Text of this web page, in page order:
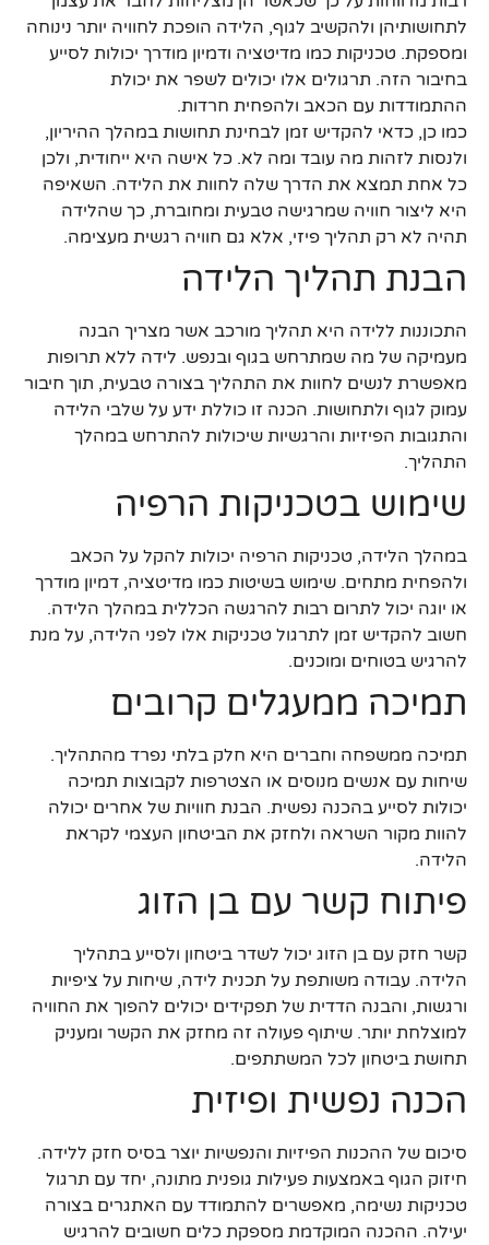
לתחושותיהן ולהקשיב לגוף, הלידה הופכת לחוויה יותר נינוחה
ומספקת. טכניקות כמו מדיטציה ודמיון מודרך יכולות לסייע
בחיבור הזה. תרגולים אלו יכולים לשפר את יכולת
ההתמודדות עם הכאב ולהפחית חרדות.
כמו כן, כדאי להקדיש זמן לבחינת תחושות במהלך ההיריון,
ולנסות לזהות מה עובד ומה לא. כל אישה היא ייחודית, ולכן
כל אחת תמצא את הדרך שלה לחוות את הלידה. השאיפה
היא ליצור חוויה שמרגישה טבעית ומחוברת, כך שהלידה
תהיה לא רק תהליך פיזי, אלא גם חוויה רגשית מעצימה.
הבנת תהליך הלידה
התכוננות ללידה היא תהליך מורכב אשר מצריך הבנה
מעמיקה של מה שמתרחש בגוף ובנפש. לידה ללא תרופות
מאפשרת לנשים לחוות את התהליך בצורה טבעית, תוך חיבור
עמוק לגוף ולתחושות. הכנה זו כוללת ידע על שלבי הלידה
והתגובות הפיזיות והרגשיות שיכולות להתרחש במהלך
התהליך.
שימוש בטכניקות הרפיה
במהלך הלידה, טכניקות הרפיה יכולות להקל על הכאב
ולהפחית מתחים. שימוש בשיטות כמו מדיטציה, דמיון מודרך
או יוגה יכול לתרום רבות להרגשה הכללית במהלך הלידה.
חשוב להקדיש זמן לתרגול טכניקות אלו לפני הלידה, על מנת
להרגיש בטוחים ומוכנים.
תמיכה ממעגלים קרובים
תמיכה ממשפחה וחברים היא חלק בלתי נפרד מהתהליך.
שיחות עם אנשים מנוסים או הצטרפות לקבוצות תמיכה
יכולות לסייע בהכנה נפשית. הבנת חוויות של אחרים יכולה
להוות מקור השראה ולחזק את הביטחון העצמי לקראת
הלידה.
פיתוח קשר עם בן הזוג
קשר חזק עם בן הזוג יכול לשדר ביטחון ולסייע בתהליך
הלידה. עבודה משותפת על תכנית לידה, שיחות על ציפיות
ורגשות, והבנה הדדית של תפקידים יכולים להפוך את החוויה
למוצלחת יותר. שיתוף פעולה זה מחזק את הקשר ומעניק
תחושת ביטחון לכל המשתתפים.
הכנה נפשית ופיזית
סיכום של ההכנות הפיזיות והנפשיות יוצר בסיס חזק ללידה.
חיזוק הגוף באמצעות פעילות גופנית מתונה, יחד עם תרגול
טכניקות נשימה, מאפשרים להתמודד עם האתגרים בצורה
יעילה. ההכנה המוקדמת מספקת כלים חשובים להרגיש